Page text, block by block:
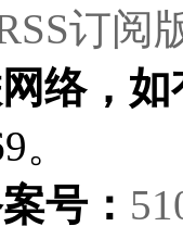
订阅
络，
号：